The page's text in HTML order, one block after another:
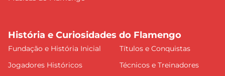
História e Curiosidades do Flamengo
Fundação e História Inicial
Títulos e Conquistas
Jogadores Históricos
Técnicos e Treinadores